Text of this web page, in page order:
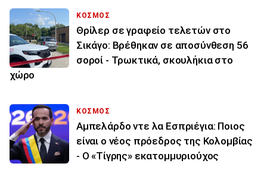
ΚΟΣΜΟΣ
Θρίλερ σε γραφείο τελετών στο
Σικάγο: Βρέθηκαν σε αποσύνθεση 56
σοροί - Τρωκτικά, σκουλήκια στο
χώρο
ΚΟΣΜΟΣ
Αμπελάρδο ντε λα Εσπριέγια: Ποιος
είναι ο νέος πρόεδρος της Κολομβίας
- Ο «Τίγρης» εκατομμυριούχος